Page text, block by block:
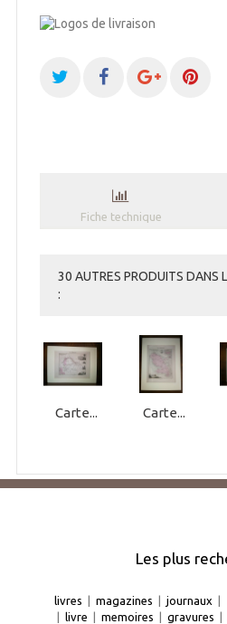
Fiche technique
30 AUTRES PRODUITS DANS
:
Carte... Carte...
Les plus
livres | magazines | journaux |
| livre | memoires | gravures |